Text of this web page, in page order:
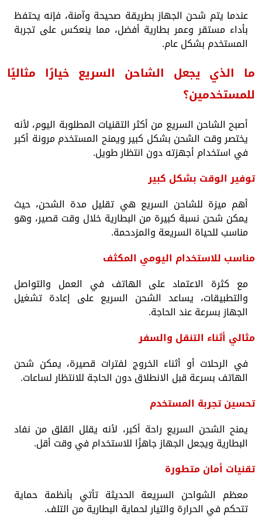
عندما يتم شحن الجهاز بطريقة صحيحة وآمنة، فإنه يحتفظ
بأداء مستقر وعمر بطارية أفضل، مما ينعكس على تجربة
المستخدم بشكل عام.
ما الذي يجعل الشاحن السريع خيارًا مثاليًا
للمستخدمين؟
أصبح الشاحن السريع من أكثر التقنيات المطلوبة اليوم، لأنه
يختصر وقت الشحن بشكل كبير ويمنح المستخدم مرونة أكبر
في استخدام أجهزته دون انتظار طويل.
توفير الوقت بشكل كبير
أهم ميزة للشاحن السريع هي تقليل مدة الشحن، حيث
يمكن شحن نسبة كبيرة من البطارية خلال وقت قصير، وهو
مناسب للحياة السريعة والمزدحمة.
مناسب للاستخدام اليومي المكثف
مع كثرة الاعتماد على الهاتف في العمل والتواصل
والتطبيقات، يساعد الشحن السريع على إعادة تشغيل
الجهاز بسرعة عند الحاجة.
مثالي أثناء التنقل والسفر
في الرحلات أو أثناء الخروج لفترات قصيرة، يمكن شحن
الهاتف بسرعة قبل الانطلاق دون الحاجة للانتظار لساعات.
تحسين تجربة المستخدم
يمنح الشحن السريع راحة أكبر، لأنه يقلل القلق من نفاد
البطارية ويجعل الجهاز جاهزًا للاستخدام في وقت أقل.
تقنيات أمان متطورة
معظم الشواحن السريعة الحديثة تأتي بأنظمة حماية
تتحكم في الحرارة والتيار لحماية البطارية من التلف.